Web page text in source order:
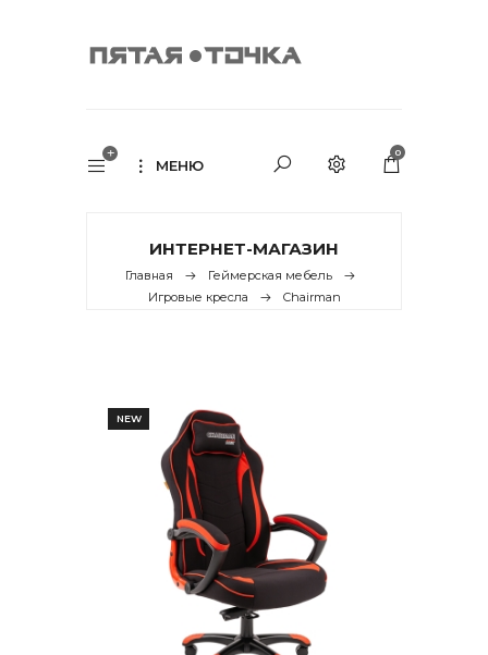
МЕНЮ
0
ИНТЕРНЕТ-МАГАЗИН
Главная
Геймерская мебель
Игровые кресла
Chairman
NEW